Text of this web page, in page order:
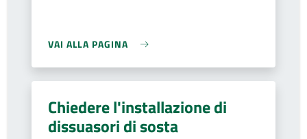
VAI ALLA PAGINA
Chiedere l'installazione di
dissuasori di sosta